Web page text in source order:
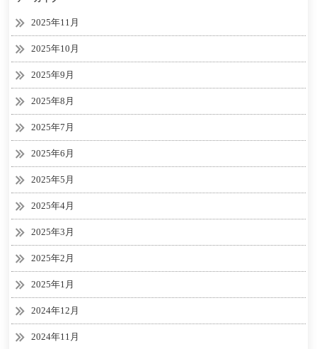
2025年11月
2025年10月
2025年9月
2025年8月
2025年7月
2025年6月
2025年5月
2025年4月
2025年3月
2025年2月
2025年1月
2024年12月
2024年11月